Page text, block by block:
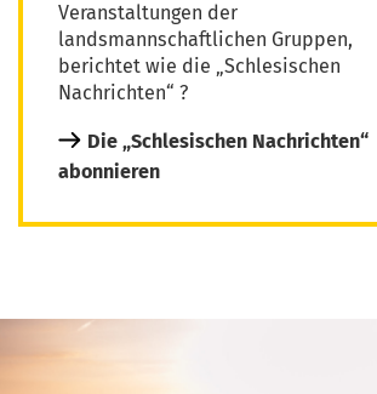
Veranstaltungen der
landsmannschaftlichen Gruppen,
berichtet wie die „Schlesischen
Nachrichten“ ?
Die „Schlesischen Nachrichten“
abonnieren